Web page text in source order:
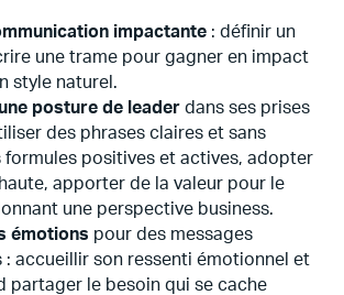
impactante : définir un
une trame pour gagner en impact
style naturel.
posture de leader dans ses prises
des phrases claires et sans
formules positives et actives, adopter
apporter de la valeur pour le
une perspective business.
émotions pour des messages
: accueillir son ressenti émotionnel et
partager le besoin qui se cache